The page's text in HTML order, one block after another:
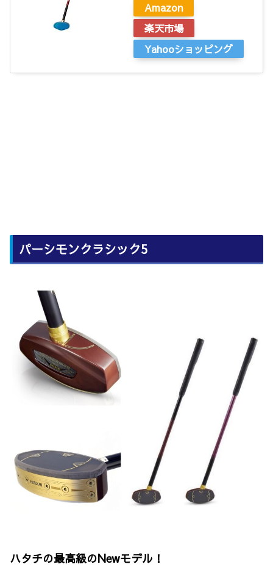
Amazon
楽天市場
Yahooショッピング
パーシモンクラシック5
ハタチの最高級のNewモデル！